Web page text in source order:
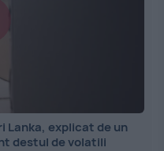
Lanka, explicat de un
destul de volatili